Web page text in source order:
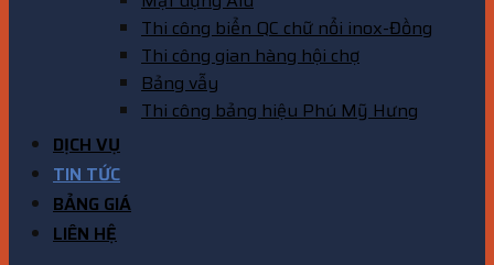
Thi công biển QC chữ nổi inox-Đồng
Thi công gian hàng hội chợ
Bảng vẫy
Thi công bảng hiệu Phú Mỹ Hưng
DỊCH VỤ
TIN TỨC
BẢNG GIÁ
LIÊN HỆ